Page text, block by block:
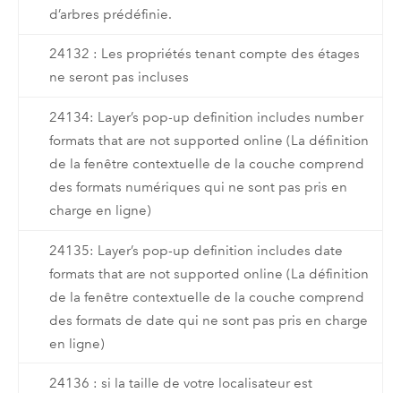
d’arbres prédéfinie.
24132 : Les propriétés tenant compte des étages
ne seront pas incluses
24134: Layer’s pop-up definition includes number
formats that are not supported online (La définition
de la fenêtre contextuelle de la couche comprend
des formats numériques qui ne sont pas pris en
charge en ligne)
24135: Layer’s pop-up definition includes date
formats that are not supported online (La définition
de la fenêtre contextuelle de la couche comprend
des formats de date qui ne sont pas pris en charge
en ligne)
24136 : si la taille de votre localisateur est